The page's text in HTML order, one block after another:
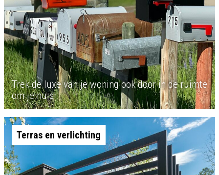
Trek de luxe van je woning ook door in de ruimte
om je huis
Terras en verlichting